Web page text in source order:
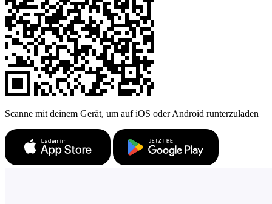
Scanne mit deinem Gerät, um auf iOS oder Android runterzuladen